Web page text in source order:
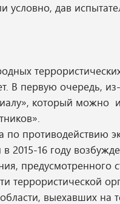
условно, дав
В первую очередь,
который можно
по противодействию
2015-16 году
предусмотренного
террористической
выехавших на